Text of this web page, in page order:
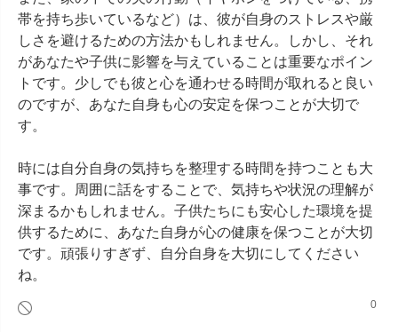
帯を持ち歩いているなど）は、彼が自身のストレスや厳
しさを避けるための方法かもしれません。しかし、それ
があなたや子供に影響を与えていることは重要なポイン
トです。少しでも彼と心を通わせる時間が取れると良い
のですが、あなた自身も心の安定を保つことが大切で
す。
時には自分自身の気持ちを整理する時間を持つことも大
事です。周囲に話をすることで、気持ちや状況の理解が
深まるかもしれません。子供たちにも安心した環境を提
供するために、あなた自身が心の健康を保つことが大切
です。頑張りすぎず、自分自身を大切にしてください
ね。
0